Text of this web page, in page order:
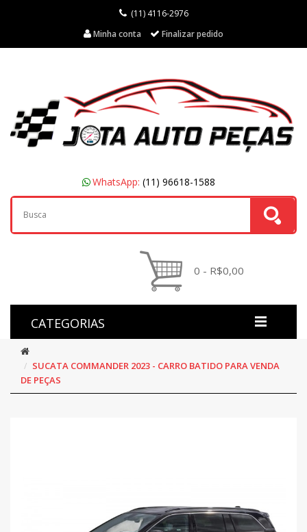
(11) 4116-2976
Minha conta
Finalizar pedido
WhatsApp: (11) 96618-1588
0 - R$0,00
CATEGORIAS
SUCATA COMMANDER 2023 - CARRO BATIDO PARA VENDA
DE PEÇAS